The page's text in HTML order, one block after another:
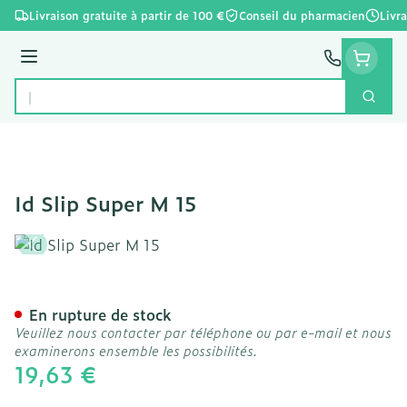
Aller au contenu
Livraison gratuite à partir de 100 € Conseil du pharmacien
Menu
Rechercher
Id Slip Super M 15
19,63 €
En rupture de stock
Veuillez nous contacter par téléphone ou par e-mail et nous
examinerons ensemble les possibilités.